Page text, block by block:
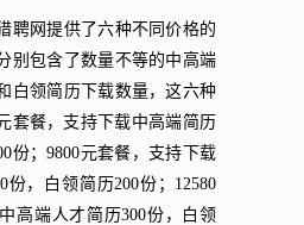
聘网提供了六种不同价格的
别包含了数量不等的中高端
白领简历下载数量，这六种
套餐，支持下载中高端简历
份；9800元套餐，支持下载
份，白领简历200份；12580
高端人才简历300份，白领